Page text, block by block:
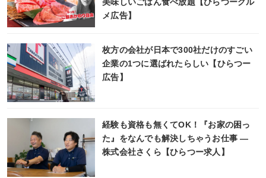
美味しいごはん食べ放題【ひらつーグル
メ広告】
枚方の会社が日本で300社だけのすごい
企業の1つに選ばれたらしい【ひらつー
広告】
経験も資格も無くてOK！『お家の困っ
た』をなんでも解決しちゃうお仕事 ―
株式会社さくら【ひらつー求人】